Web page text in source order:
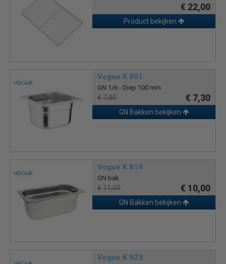
€ 22,00
Product bekijken
Vogue K 991
GN 1/6 - Diep 100 mm
€ 7,80 € 7,30
GN Bakken bekijken
Vogue K 819
GN bak
€ 11,00 € 10,00
GN Bakken bekijken
Vogue K 923